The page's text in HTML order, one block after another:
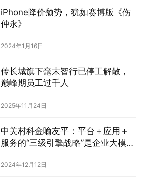
iPhone降价颓势，犹如赛博版《伤
仲永》
2024年1月16日
传长城旗下毫末智行已停工解散，
巅峰期员工过千人
2025年11月24日
中关村科金喻友平：平台＋应用＋
服务的“三级引擎战略”是企业大模型
2024年12月12日